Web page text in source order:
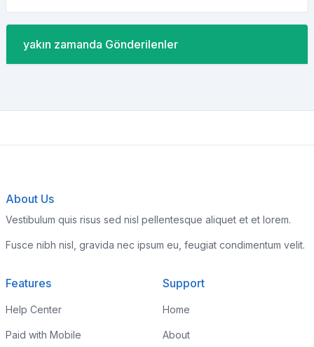
yakın zamanda Gönderilenler
About Us
Vestibulum quis risus sed nisl pellentesque aliquet et et lorem.
Fusce nibh nisl, gravida nec ipsum eu, feugiat condimentum velit.
Features
Help Center
Paid with Mobile
Support
Home
About